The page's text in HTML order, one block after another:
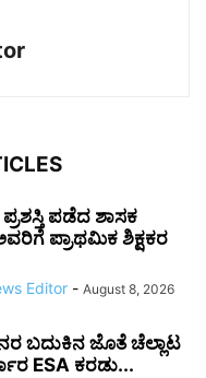
ಪಡೆದ ಶಾಸಕ
ಪ್ರಾಥಮಿಕ ಶಿಕ್ಷಕರ
Editor - August 8, 2026
ಬದುಕಿನ ಜೊತೆ ಚೆಲ್ಲಾಟ
ESA ಕರಡು...